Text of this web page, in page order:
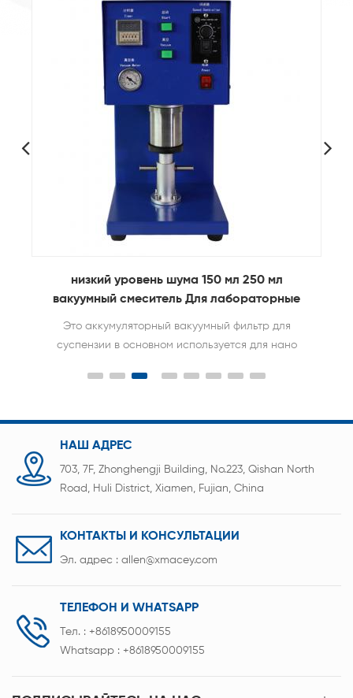
100мм регулируемый по ширине
лабораторный аккумулятор устройство для
нанесения покрытия пленочный аппликатор
регулируемый аппликатор пленки - Это
уникальный аппликатор влажной пленки с
НАШ АДРЕС
703, 7F, Zhonghengji Building, No.223, Qishan North
Road, Huli District, Xiamen, Fujian, China
КОНТАКТЫ И КОНСУЛЬТАЦИИ
Эл. адрес : allen@xmacey.com
ТЕЛЕФОН И WHATSAPP
Тел. : +8618950009155
Whatsapp : +8618950009155